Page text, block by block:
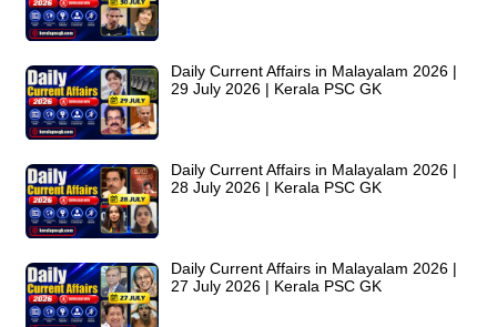
Daily Current Affairs in Malayalam 2026 |
29 July 2026 | Kerala PSC GK
Daily Current Affairs in Malayalam 2026 |
28 July 2026 | Kerala PSC GK
Daily Current Affairs in Malayalam 2026 |
27 July 2026 | Kerala PSC GK